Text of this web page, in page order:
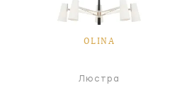
OLINA
Люстра